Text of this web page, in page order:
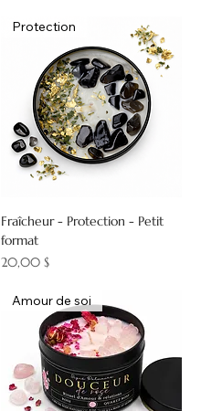
Protection
Fraîcheur - Protection - Petit
format
Prix
20,00 $
Amour de soi